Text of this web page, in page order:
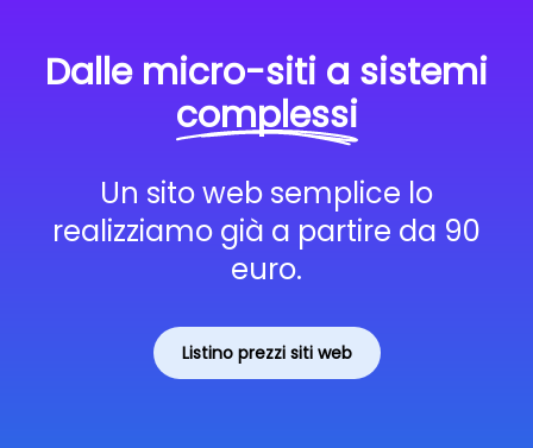
Dalle micro-siti a sistemi
complessi
Un sito web semplice lo
realizziamo già a partire da 90
euro.
Listino prezzi siti web